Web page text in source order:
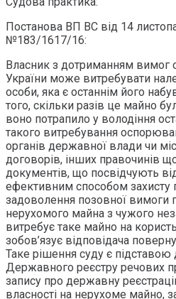
Постанова ВП ВС від 14
№183/1617/16:
Власник з дотриманням вимог
України може витребувати
особи, яка є останнім його
того, скільки разів це майно
воно потрапило у володіння
такого витребування
органів державної влади чи
договорів, інших правочинів
документів, що посвідчують
ефективним способом захисту
задоволення позовної вимоги
нерухомого майна з чужого
витребує таке майно на
зобов’язує відповідача
Таке рішення суду є
Державного реєстру речових
запису про державну
власності на нерухоме майно,